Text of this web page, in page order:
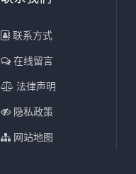
联系方式
在线留言
法律声明
隐私政策
网站地图